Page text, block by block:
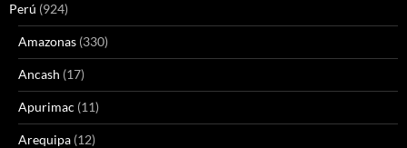
Perú (924)
Amazonas (330)
Ancash (17)
Apurimac (11)
Arequipa (12)